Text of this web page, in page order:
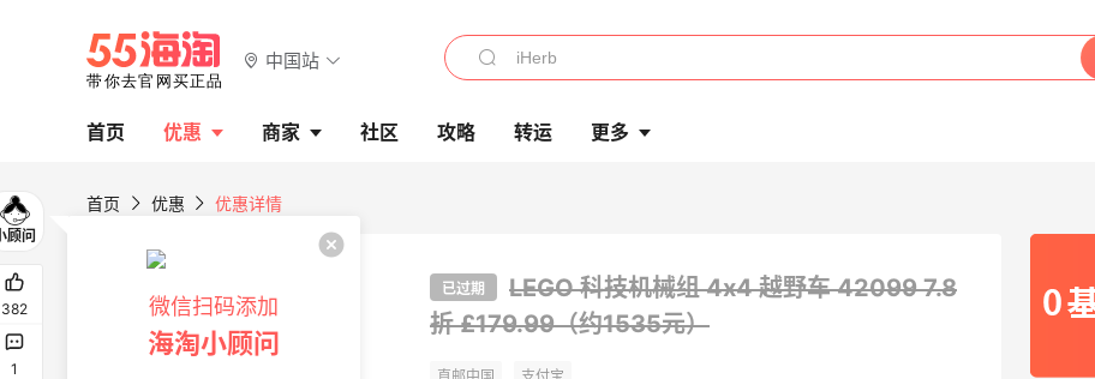
中国站
首页 优惠 商家 社区 攻略 转运 更多
首页 优惠 优惠详情
已过期 LEGO 科技机械组 4x4 越野车 420997.8
折 £179.99（约1535元）
382
1
微信扫码添加
海淘小顾问